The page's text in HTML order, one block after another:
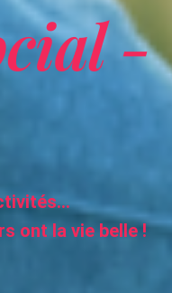
-
ont la vie belle !